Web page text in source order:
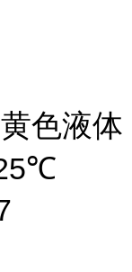
色液体